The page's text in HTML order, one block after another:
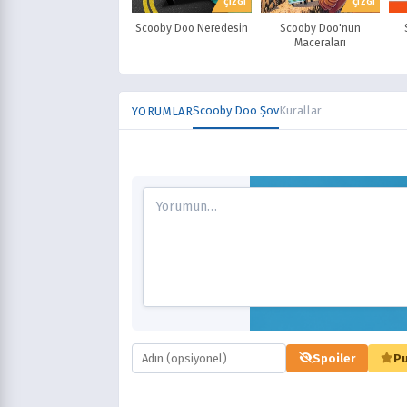
Scooby Doo Neredesin
Scooby Doo'nun
Maceraları
YORUMLARScooby Doo ŞovKurallar
Spoiler